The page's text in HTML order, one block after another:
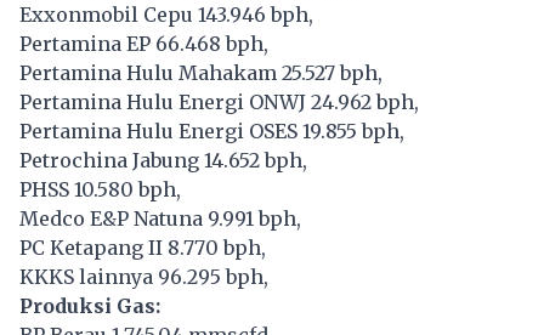
Exxonmobil Cepu 143.946 bph,
Pertamina EP 66.468 bph,
Pertamina Hulu Mahakam 25.527 bph,
Pertamina Hulu Energi ONWJ 24.962 bph,
Pertamina Hulu Energi OSES 19.855 bph,
Petrochina Jabung 14.652 bph,
PHSS 10.580 bph,
Medco E&P Natuna 9.991 bph,
PC Ketapang II 8.770 bph,
KKKS lainnya 96.295 bph,
Produksi Gas: